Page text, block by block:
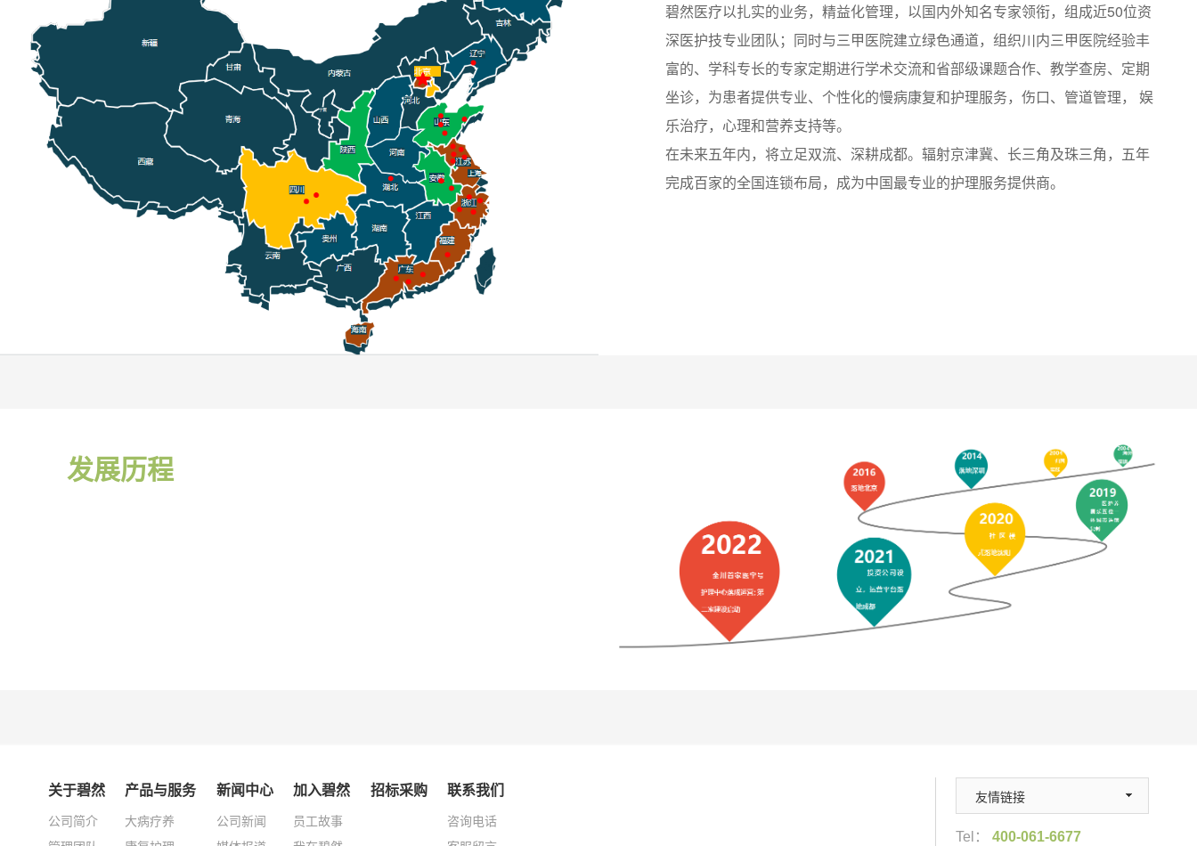
碧然医疗以扎实的业务，精益化管理，以国内外知名专家领衔，组成近50位资
深医护技专业团队；同时与三甲医院建立绿色通道，组织川内三甲医院经验丰
富的、学科专长的专家定期进行学术交流和省部级课题合作、教学查房、定期
坐诊，为患者提供专业、个性化的慢病康复和护理服务，伤口、管道管理， 娱
乐治疗，心理和营养支持等。
在未来五年内，将立足双流、深耕成都。辐射京津冀、长三角及珠三角，五年
完成百家的全国连锁布局，成为中国最专业的护理服务提供商。
发展历程
关于碧然
公司简介
产品与服务
大病疗养
新闻中心
公司新闻
加入碧然
员工故事
招标采购 联系我们
咨询电话
友情链接
Tel： 400-061-6677